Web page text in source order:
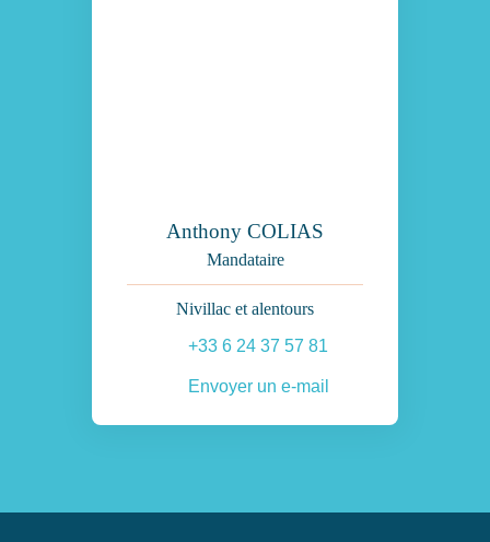
Anthony COLIAS
Mandataire
Nivillac et alentours
+33 6 24 37 57 81
Envoyer un e-mail